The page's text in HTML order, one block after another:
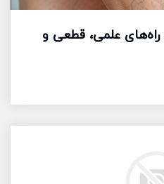
علمی، قطعی و